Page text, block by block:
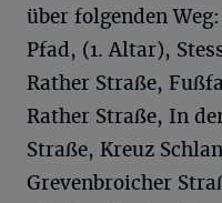
über folgenden
Pfad, (1. Altar),
Rather Straße,
Rather Straße, In
Straße, Kreuz
Grevenbroicher